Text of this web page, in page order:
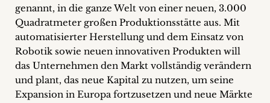
Podcasts
+
Team
genannt, in die ganze Welt von einer neuen, 3.000
Quadratmeter großen Produktionsstätte aus. Mit
automatisierter Herstellung und dem Einsatz von
Robotik sowie neuen innovativen Produkten will
das Unternehmen den Markt vollständig verändern
und plant, das neue Kapital zu nutzen, um seine
Expansion in Europa fortzusetzen und neue Märkte